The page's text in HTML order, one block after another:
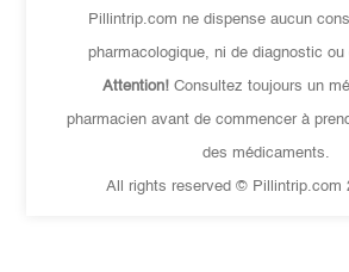
Pillintrip.com ne dispense aucun
pharmacologique, ni de diagnostic ou
Attention! Consultez toujours un
pharmacien avant de commencer à
des médicaments.
All rights reserved © Pillintrip.com